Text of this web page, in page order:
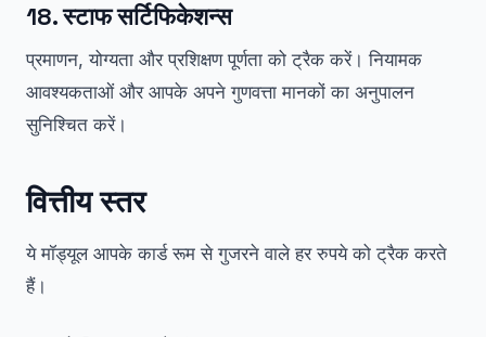
18. स्टाफ सर्टिफिकेशन्स
प्रमाणन, योग्यता और प्रशिक्षण पूर्णता को ट्रैक करें। नियामक
आवश्यकताओं और आपके अपने गुणवत्ता मानकों का अनुपालन
सुनिश्चित करें।
वित्तीय स्तर
ये मॉड्यूल आपके कार्ड रूम से गुजरने वाले हर रुपये को ट्रैक करते
हैं।